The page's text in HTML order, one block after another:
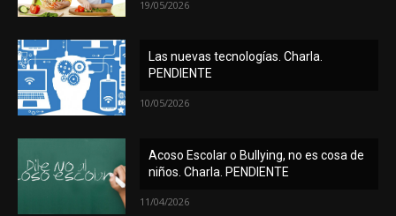
19/05/2026
Las nuevas tecnologías. Charla.
PENDIENTE
10/05/2026
Acoso Escolar o Bullying, no es cosa de
niños. Charla. PENDIENTE
11/04/2026